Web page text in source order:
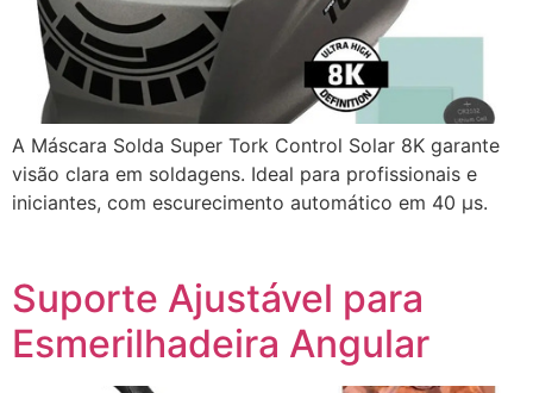
A Máscara Solda Super Tork Control Solar 8K garante
visão clara em soldagens. Ideal para profissionais e
iniciantes, com escurecimento automático em 40 µs.
Suporte Ajustável para
Esmerilhadeira Angular